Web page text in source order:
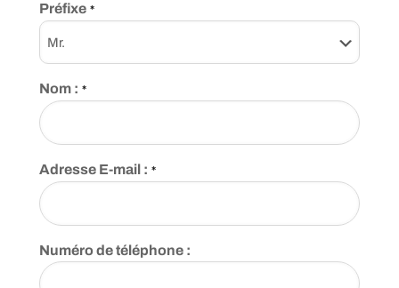
Préfixe *
Nom : *
Adresse E-mail : *
Numéro de téléphone :